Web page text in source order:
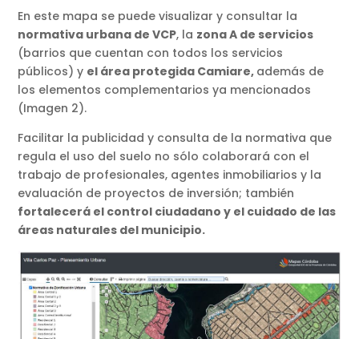
En este mapa se puede visualizar y consultar la
normativa urbana de VCP, la zona A de servicios
(barrios que cuentan con todos los servicios
públicos) y el área protegida Camiare, además de
los elementos complementarios ya mencionados
(Imagen 2).
Facilitar la publicidad y consulta de la normativa que
regula el uso del suelo no sólo colaborará con el
trabajo de profesionales, agentes inmobiliarios y la
evaluación de proyectos de inversión; también
fortalecerá el control ciudadano y el cuidado de las
áreas naturales del municipio.